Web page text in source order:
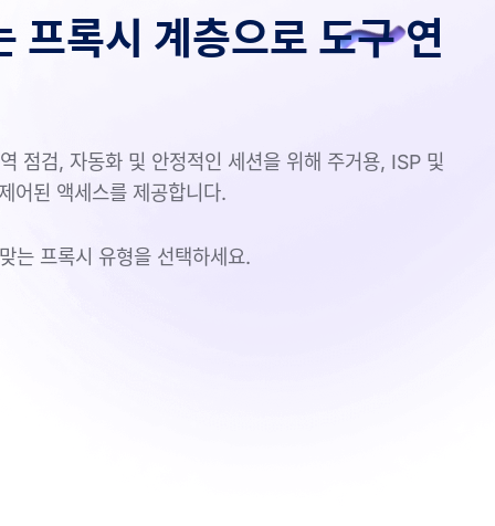
프록시 계층으로 도구 연
점검, 자동화 및 안정적인 세션을 위해 주거용, ISP 및
어된 액세스를 제공합니다.
는 프록시 유형을 선택하세요.